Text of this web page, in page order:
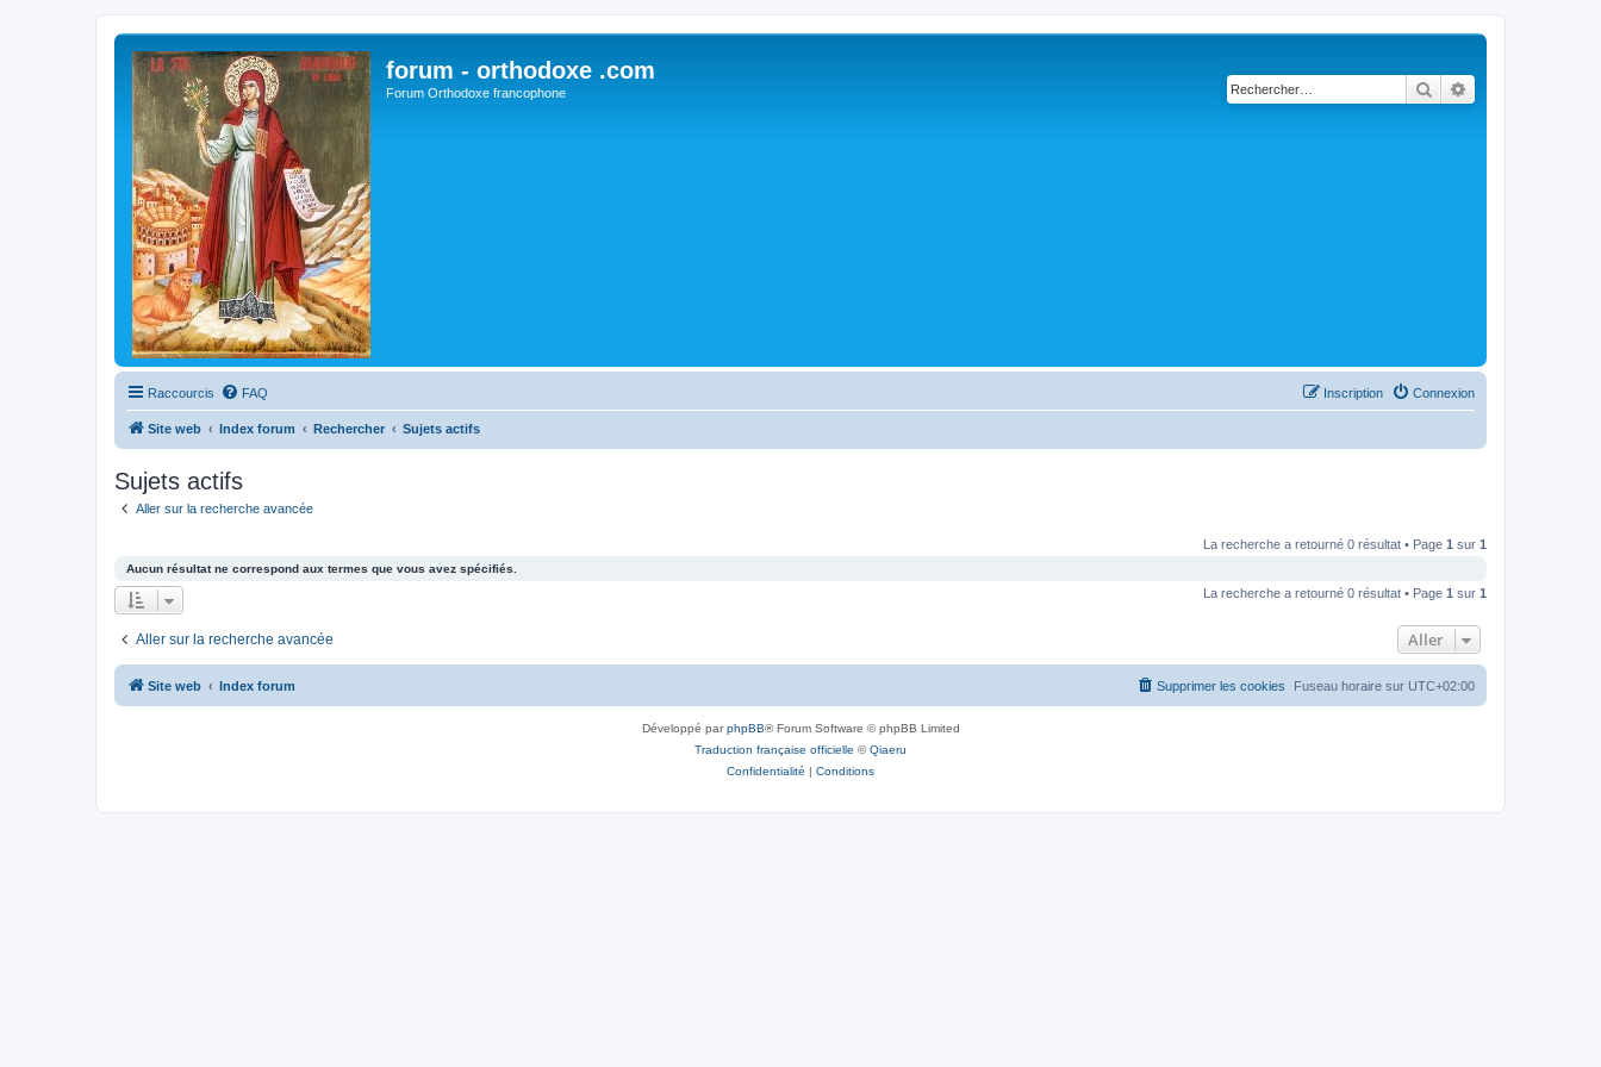
forum - orthodoxe .com
Forum Orthodoxe francophone Rechercher
Raccourcis FAQ Connexion
Inscription
Site web Index forum Rechercher Sujets actifs
Sujets actifs
Aller sur la recherche avancée
La recherche a retourné 0 résultat • Page 1 sur 1
Aucun résultat ne correspond aux termes que vous avez spécifiés.
La recherche a retourné 0 résultat • Page 1 sur 1
Aller sur la recherche avancée Aller
Site web Index forum Fuseau horaire sur UTC+02:00
Supprimer les cookies
Développé parphpBB® Forum Software © phpBB Limited
Traduction française officielle ©Qiaeru
Confidentialité | Conditions